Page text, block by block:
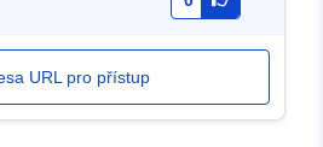
URL pro přístup